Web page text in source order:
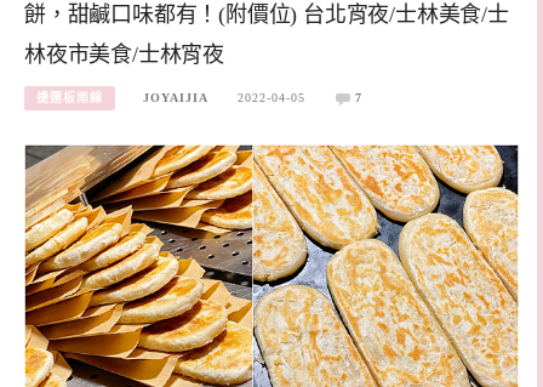
餅，甜鹹口味都有！(附價位) 台北宵夜/士林美食/士
林夜市美食/士林宵夜
捷運板南線 JOYAIJIA 2022-04-05 7